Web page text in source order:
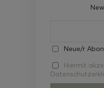
Neue/r
Hiermit